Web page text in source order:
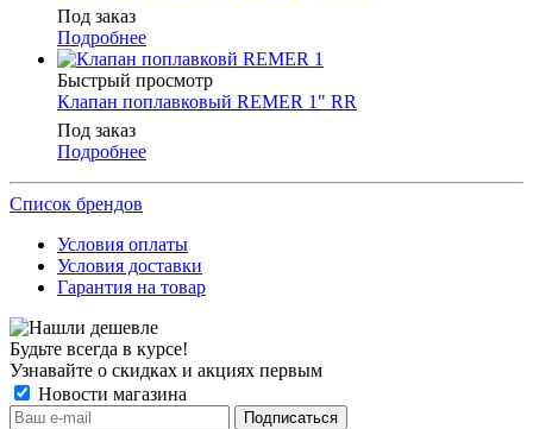
Под заказ
Подробнее
Быстрый просмотр
Клапан поплавковый REMER 1" RR
Под заказ
Подробнее
Список брендов
Условия оплаты
Условия доставки
Гарантия на товар
Будьте всегда в курсе!
Узнавайте о скидках и акциях первым
Новости магазина